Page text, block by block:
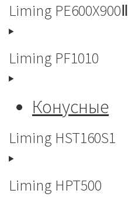
Liming PE600X900Ⅱ
Liming PF1010
Конусные
Liming HST160S1
Liming HPT500